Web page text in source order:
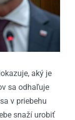
aký je
sa odhaľuje
v priebehu
snaží urobiť